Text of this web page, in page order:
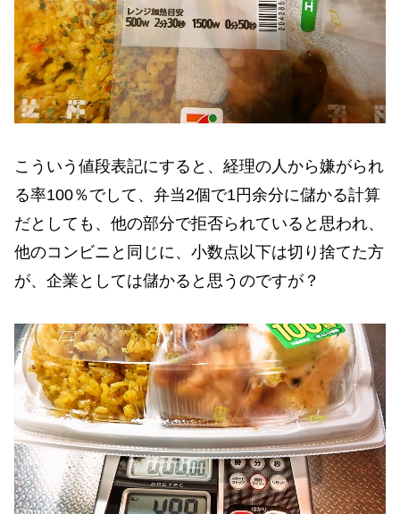
こういう値段表記にすると、経理の人から嫌がられ
る率100％でして、弁当2個で1円余分に儲かる計算
だとしても、他の部分で拒否られていると思われ、
他のコンビニと同じに、小数点以下は切り捨てた方
が、企業としては儲かると思うのですが？